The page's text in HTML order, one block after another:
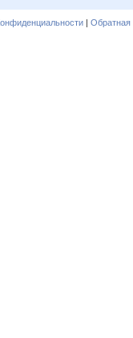
| Обратная